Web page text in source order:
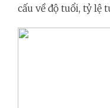
cấu về độ tuổi, tỷ lệ